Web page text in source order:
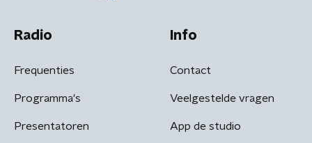
Radio
Frequenties
Programma's
Presentatoren
Info
Contact
Veelgestelde vragen
App de studio